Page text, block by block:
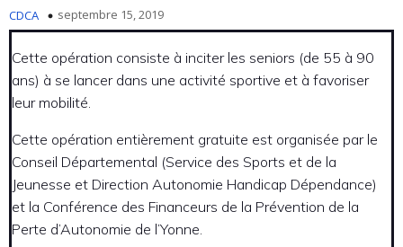
CDCA septembre 15, 2019
Cette opération consiste à inciter les seniors (de 55 à 90
ans) à se lancer dans une activité sportive et à favoriser
leur mobilité.
Cette opération entièrement gratuite est organisée par le
Conseil Départemental (Service des Sports et de la
Jeunesse et Direction Autonomie Handicap Dépendance)
et la Conférence des Financeurs de la Prévention de la
Perte d’Autonomie de l’Yonne.